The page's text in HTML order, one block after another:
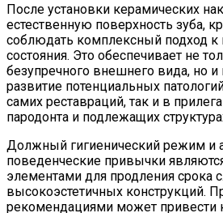
После установки керамических
естественную поверхность зуба,
соблюдать комплексный подход
состояния. Это обеспечивает не
безупречного внешнего вида, но
развитие потенциальных
самих реставраций, так и в
пародонта и подлежащих
Должный гигиенический режим и
поведенческие привычки
элементами для продления срока
высокоэстетичных конструкций.
рекомендациями может